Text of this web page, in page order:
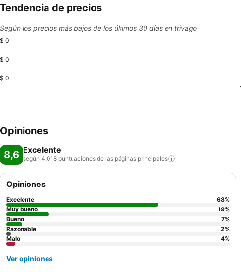
Tendencia de precios
Según los precios más bajos de los últimos 30 días en trivago
$ 0
$ 0
$ 0
Opiniones
8,6 Excelente
según 4.018 puntuaciones de las páginas principales
Opiniones
Excelente 68%
Muy bueno
19%
Bueno
7%
Razonable
2%
Malo
4%
Ver opiniones